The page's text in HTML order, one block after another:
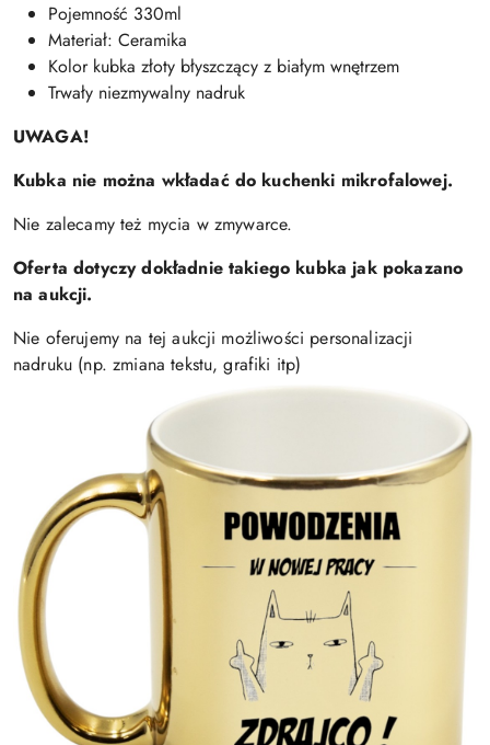
Pojemność 330ml
Materiał: Ceramika
Kolor kubka złoty błyszczący z białym wnętrzem
Trwały niezmywalny nadruk
UWAGA!
Kubka nie można wkładać do kuchenki mikrofalowej.
Nie zalecamy też mycia w zmywarce.
Oferta dotyczy dokładnie takiego kubka jak pokazano
na aukcji.
Nie oferujemy na tej aukcji możliwości personalizacji
nadruku (np. zmiana tekstu, grafiki itp)